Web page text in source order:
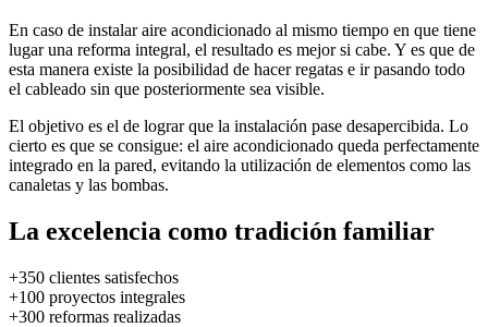
En caso de instalar aire acondicionado al mismo tiempo en que tiene
lugar una reforma integral, el resultado es mejor si cabe. Y es que de
esta manera existe la posibilidad de hacer regatas e ir pasando todo
el cableado sin que posteriormente sea visible.
El objetivo es el de lograr que la instalación pase desapercibida. Lo
cierto es que se consigue: el aire acondicionado queda perfectamente
integrado en la pared, evitando la utilización de elementos como las
canaletas y las bombas.
La excelencia como tradición familiar
+350 clientes satisfechos
+100 proyectos integrales
+300 reformas realizadas